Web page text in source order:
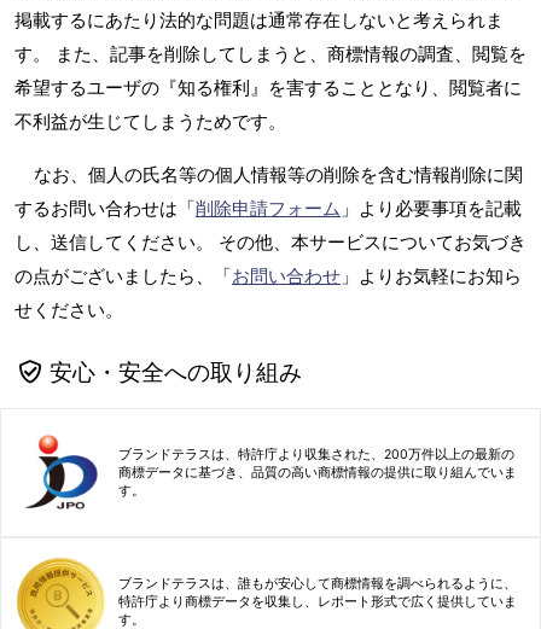
掲載するにあたり法的な問題は通常存在しないと考えられま
す。 また、記事を削除してしまうと、商標情報の調査、閲覧を
希望するユーザの『知る権利』を害することとなり、閲覧者に
不利益が生じてしまうためです。
なお、個人の氏名等の個人情報等の削除を含む情報削除に関
するお問い合わせは「削除申請フォーム 」より必要事項を記載
し、送信してください。 その他、本サービスについてお気づき
の点がございましたら、「お問い合わせ 」よりお気軽にお知ら
せください。
安心・安全への取り組み
ブランドテラスは、特許庁より収集された、200万件以上の最新の
商標データに基づき、品質の高い商標情報の提供に取り組んでいま
す。
ブランドテラスは、誰もが安心して商標情報を調べられるように、
特許庁より商標データを収集し、レポート形式で広く提供していま
す。